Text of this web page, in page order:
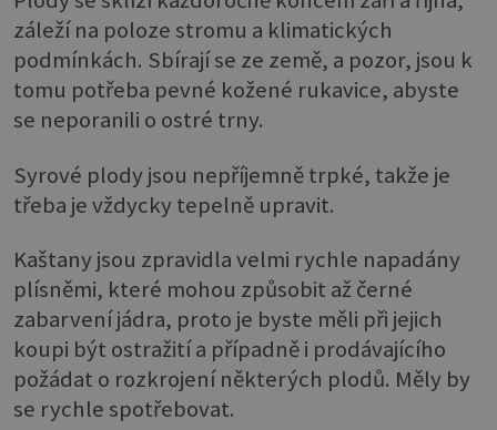
záleží na poloze stromu a klimatických
podmínkách. Sbírají se ze země, a pozor, jsou k
tomu potřeba pevné kožené rukavice, abyste
se neporanili o ostré trny.
Syrové plody jsou nepříjemně trpké, takže je
třeba je vždycky tepelně upravit.
Kaštany jsou zpravidla velmi rychle napadány
plísněmi, které mohou způsobit až černé
zabarvení jádra, proto je byste měli při jejich
koupi být ostražití a případně i prodávajícího
požádat o rozkrojení některých plodů. Měly by
se rychle spotřebovat.